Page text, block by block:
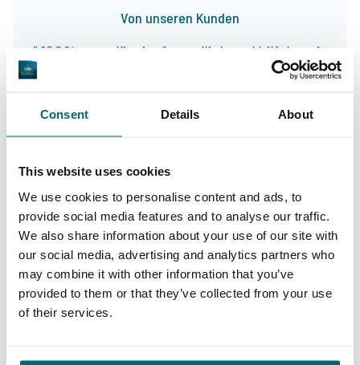
Consent Details About
This website uses cookies
We use cookies to personalise content and ads, to
provide social media features and to analyse our traffic.
We also share information about your use of our site with
our social media, advertising and analytics partners who
may combine it with other information that you’ve
provided to them or that they’ve collected from your use
of their services.
Von unseren Kunden
100% zuverlässig, freundlich und hilfsbereit,
interessante Seen und die richtigen
Informationen. Absolut führend im Sektor
Angelurlaube und meine erste Wahl für das
10/10 Alijn Danau